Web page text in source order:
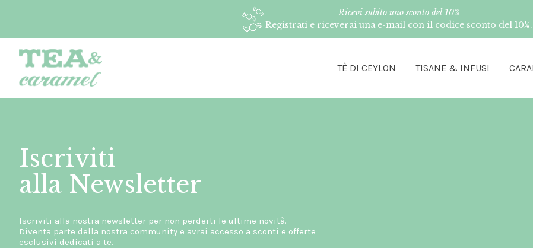
Ricevi subito uno sconto del 10%
Registrati e riceverai una e-mail con il codice sconto del 10%.
TÈ DI CEYLON TISANE & INFUSI
Iscriviti
alla Newsletter
Iscriviti alla nostra newsletter per non perderti le ultime novità.
Diventa parte della nostra community e avrai accesso a sconti e offerte
esclusivi dedicati a te.